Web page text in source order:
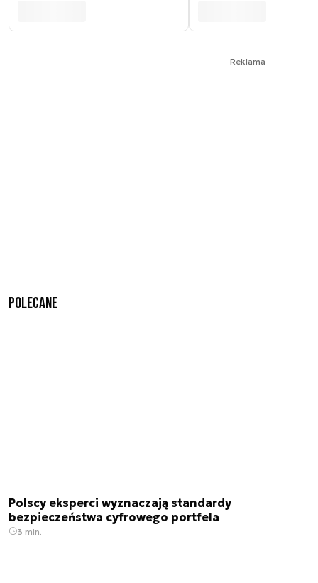
Reklama
Polecane
Polscy eksperci wyznaczają standardy
bezpieczeństwa cyfrowego portfela
3 min.